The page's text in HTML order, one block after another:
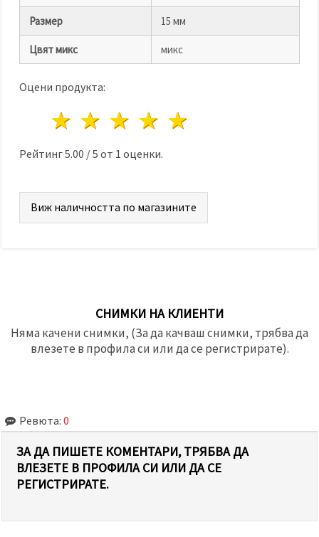
Размер 15 мм
Цвят микс микс
Оцени продукта:
4 звезди
3 звезди
2 звезди
1 звезда
Рейтинг5.00 /5 от 1 оценки.
Виж наличността по магазините
СНИМКИ НА КЛИЕНТИ
Няма качени снимки, (За да качваш снимки, трябва да
влезете в профила си или да се регистрирате).
Ревюта: 0
ЗА ДА ПИШЕТЕ КОМЕНТАРИ, ТРЯБВА ДА
ВЛЕЗЕТЕ В ПРОФИЛА СИ ИЛИ ДА СЕ
РЕГИСТРИРАТЕ.